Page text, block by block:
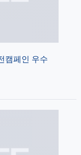
캠페인 우수